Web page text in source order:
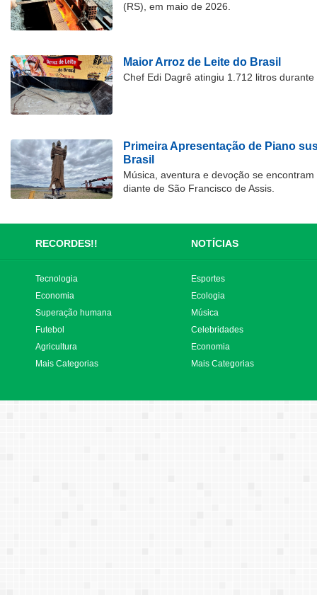
(RS), em maio de 2026.
Maior Arroz de Leite do Brasil
Chef Edi Dagrê atingiu 1.712 litros
Primeira Apresentação de Piano
Brasil
Música, aventura e devoção se
diante de São Francisco de Assis.
RECORDES!! NOTÍCIAS
Tecnologia
Economia
Superação humana
Futebol
Agricultura
Mais Categorias
Esportes
Ecologia
Música
Celebridades
Economia
Mais Categorias